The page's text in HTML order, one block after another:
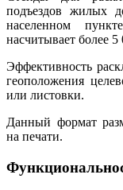
подъездов жилых
населенном
насчитывает более 5
Эффективность
геоположения
или листовки.
Данный формат
на печати.